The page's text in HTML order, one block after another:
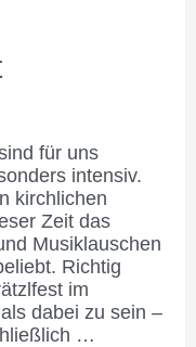
für uns
intensiv.
kirchlichen
Zeit das
Musiklauschen
Richtig
im
dabei zu sein –
…